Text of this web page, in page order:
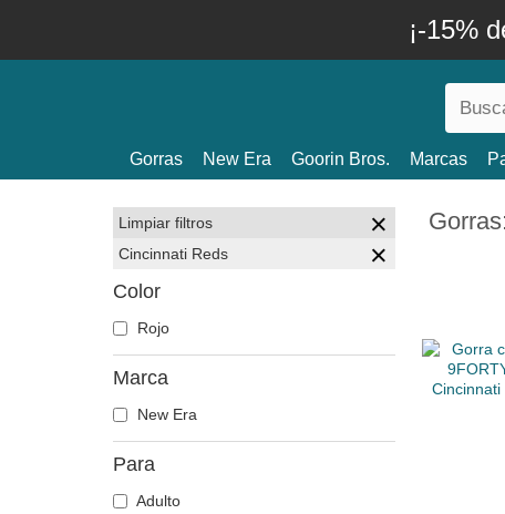
¡-15%
Gorras New Era Goorin Bros. Marcas
Limpiar filtros
Cincinnati Reds
Color
Rojo
Marca
New Era
Para
Adulto